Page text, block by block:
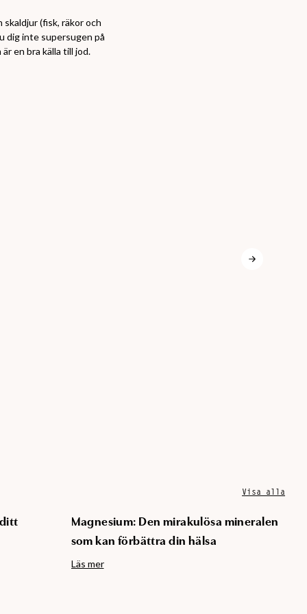
(fisk, räkor och
dig inte supersugen på
en bra källa till jod.
Visa alla
Magnesium: Den mirakulösa mineralen
som kan förbättra din hälsa
Läs mer